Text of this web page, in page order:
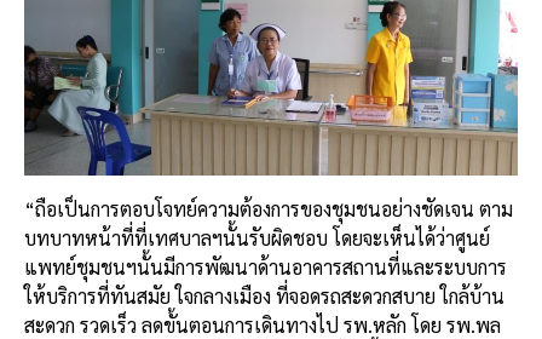
“ถือเป็นการตอบโจทย์ความต้องการของชุมชนอย่างชัดเจน ตาม
บทบาทหน้าที่ที่เทศบาลฯนั้นรับผิดชอบ โดยจะเห็นได้ว่าศูนย์
แพทย์ชุมชนฯนั้นมีการพัฒนาด้านอาคารสถานที่และระบบการ
ให้บริการที่ทันสมัย ใจกลางเมือง ที่จอดรถสะดวกสบาย ใกล้บ้าน
สะดวก รวดเร็ว ลดขั้นตอนการเดินทางไป รพ.หลัก โดย รพ.พล